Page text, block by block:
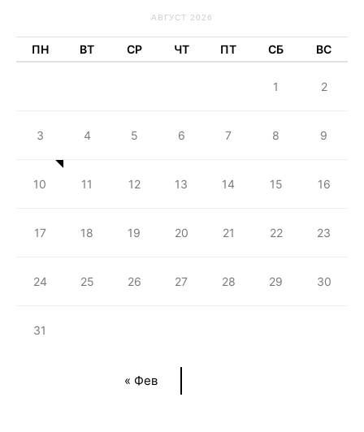
АВГУСТ 2026
ПН ВТ СР ЧТ ПТ СБ ВС
« Фев
1 2
3 4 5 6 7 8 9
10 11 12 13 14 15 16
17 18 19 20 21 22 23
24 25 26 27 28 29 30
31